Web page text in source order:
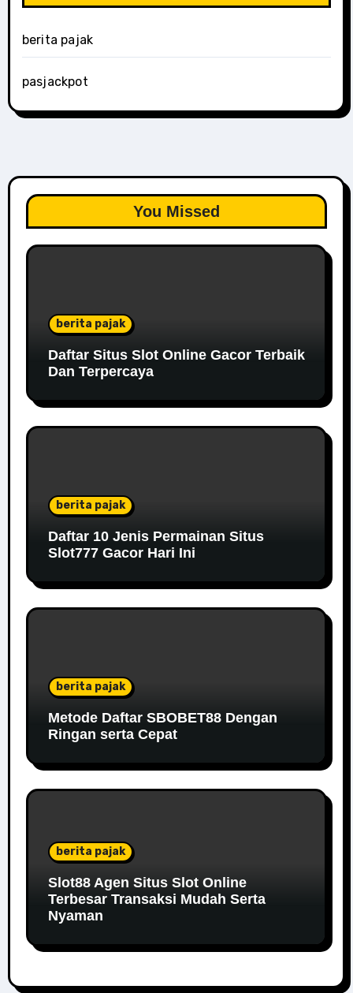
berita pajak
pasjackpot
You Missed
berita pajak
Daftar Situs Slot Online Gacor Terbaik
Dan Terpercaya
berita pajak
Daftar 10 Jenis Permainan Situs
Slot777 Gacor Hari Ini
berita pajak
Metode Daftar SBOBET88 Dengan
Ringan serta Cepat
berita pajak
Slot88 Agen Situs Slot Online
Terbesar Transaksi Mudah Serta
Nyaman